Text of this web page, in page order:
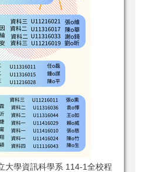
大學資訊科學系 114-1全校程